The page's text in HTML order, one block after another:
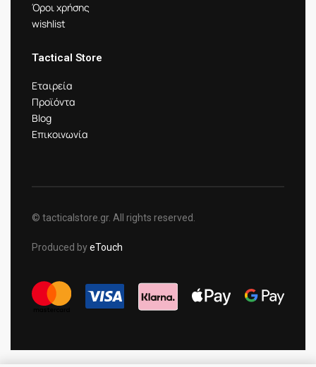
Όροι χρήσης
wishlist
Tactical Store
Εταιρεία
Προϊόντα
Blog
Επικοινωνία
© tacticalstore.gr. All rights reserved.
Produced byeTouch